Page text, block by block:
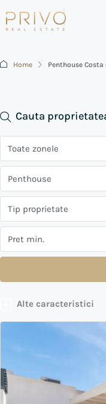
Home Penthouse Costa
Cauta
Toate zonele
Penthouse
Tip proprietate
Pret min.
Alte caracteristici